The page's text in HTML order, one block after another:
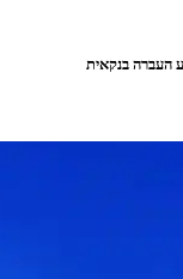
העברה בנקאית